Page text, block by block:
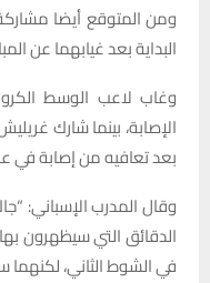
ومن المتوقع أيضا
البداية بعد غيابهما عن
الإصابة، بينما شارك
بعد تعافيه من إصابة في
وقال المدرب الإسباني:
الدقائق التي سيظهرون
في الشوط الثاني، لكنهما